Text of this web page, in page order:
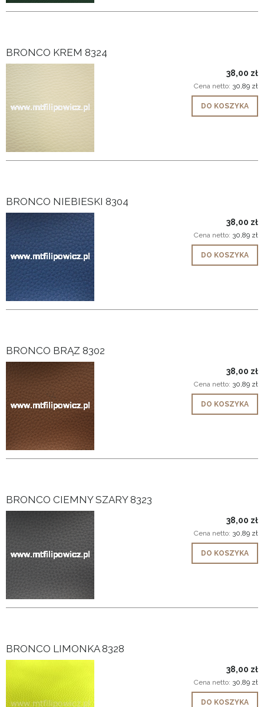
BRONCO KREM 8324
38,00 zł
Cena netto: 30,89 zł
DO KOSZYKA
BRONCO NIEBIESKI 8304
38,00 zł
Cena netto: 30,89 zł
DO KOSZYKA
BRONCO BRĄZ 8302
38,00 zł
Cena netto: 30,89 zł
DO KOSZYKA
BRONCO CIEMNY SZARY 8323
38,00 zł
Cena netto: 30,89 zł
DO KOSZYKA
BRONCO LIMONKA 8328
38,00 zł
Cena netto: 30,89 zł
DO KOSZYKA